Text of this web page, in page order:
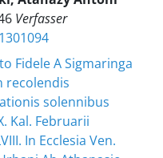
1686-1746 Verfasser
Fidele A Sigmaringa
recolendis
solennibus
Kal. Februarii
In Ecclesia Ven.